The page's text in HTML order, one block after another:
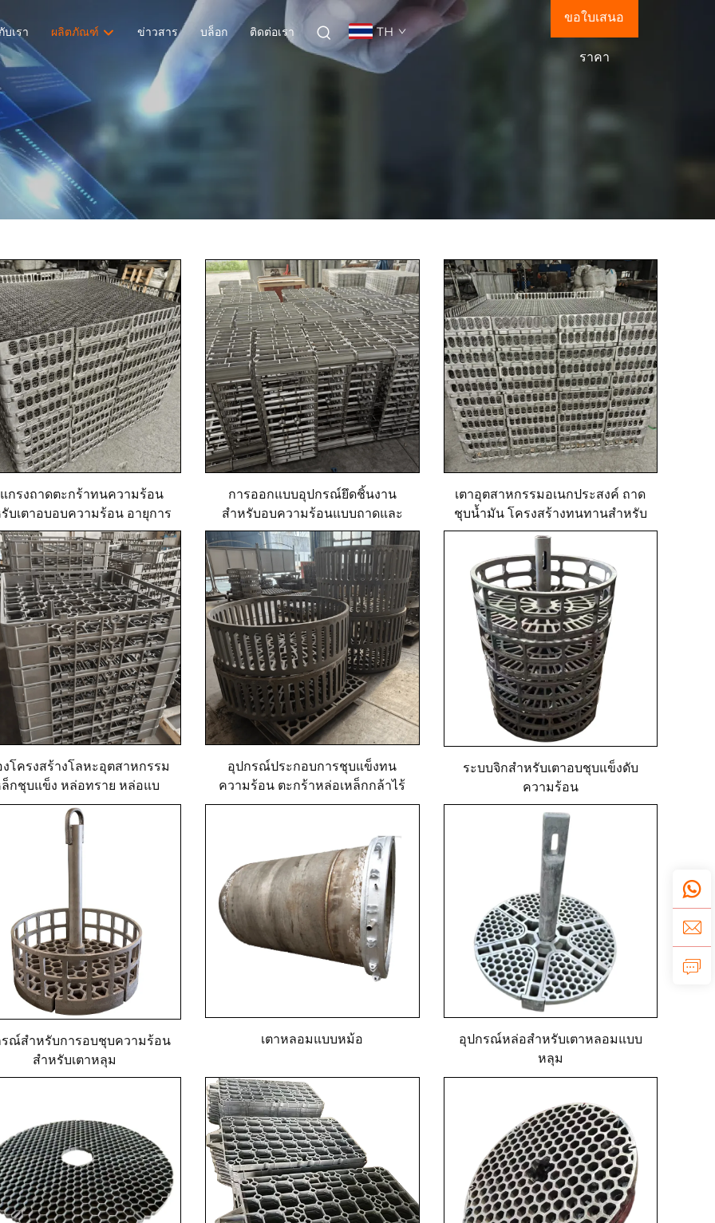
บเรา ผลิตภัณฑ์ ข่าวสาร บล็อก ติดต่อเรา TH
ขอใบเสนอ
ราคา
กรงถาดตะกร้าทนความร้อน
บเตาอบอบความร้อน อายุการ
ใช้งานยาวนาน
การออกแบบอุปกรณ์ยึดชิ้นงาน
สำหรับอบความร้อนแบบถาดและ
ตะกร้า โดยกระบวนการหล่อและ
เชื่อมไฟฟ้า EB22149
เตาอุตสาหกรรมอเนกประสงค์ ถาด
ชุบน้ำมัน โครงสร้างทนทานสำหรับ
บริการงานหล่อ
โครงสร้างโลหะอุตสาหกรรม
ล็กชุบแข็ง หล่อทราย หล่อแบ
เวสต์เมนต์ วัสดุทนความร้อน
อุปกรณ์ประกอบการชุบแข็งทน
ความร้อน ตะกร้าหล่อเหล็กกล้าไร้
สนิม
ระบบจิกสำหรับเตาอบชุบแข็งดับ
ความร้อน
ณ์สำหรับการอบชุบความร้อน
สำหรับเตาหลุม
เตาหลอมแบบหม้อ
อุปกรณ์หล่อสำหรับเตาหลอมแบบ
หลุม